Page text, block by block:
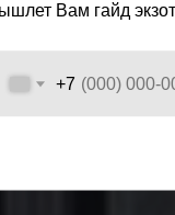
Вам гайд
+7